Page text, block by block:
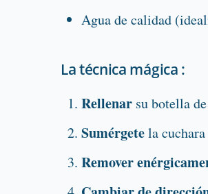
Agua de calidad
La técnica mágica :
Rellenar su botella
Sumérgetela
Remover